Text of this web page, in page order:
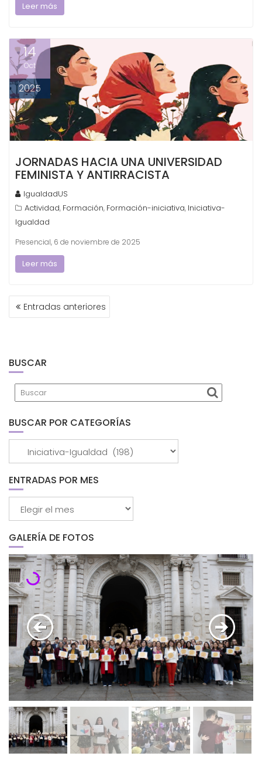
Leer más
14
Oct
2025
JORNADAS HACIA UNA UNIVERSIDAD
FEMINISTA Y ANTIRRACISTA
IgualdadUS
Actividad, Formación, Formación-iniciativa, Iniciativa-
Igualdad
Presencial, 6 de noviembre de 2025
Leer más
NAVEGACIÓN
DEEntradas anteriores
BUSCAR
BUSCAR POR CATEGORÍAS
ENTRADAS POR MES
GALERÍA DE FOTOS